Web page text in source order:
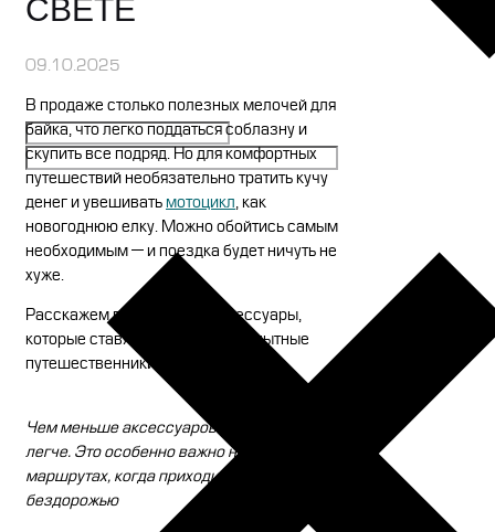
СВЕТЕ
09.10.2025
В продаже столько полезных мелочей для
байка, что легко поддаться соблазну и
скупить все подряд. Но для комфортных
путешествий необязательно тратить кучу
денег и увешиватьмотоцикл, как
новогоднюю елку. Можно обойтись самым
необходимым — и поездка будет ничуть не
хуже.
Расскажем про базовые аксессуары,
которые ставят на мотоциклы опытные
путешественники.
Чем меньше аксессуаров на байке, тем он
легче. Это особенно важно на сложных
маршрутах, когда приходится пробираться по
бездорожью